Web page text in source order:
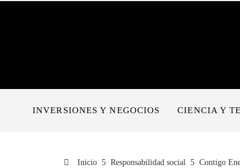
INVERSIONES Y NEGOCIOS CIENCIA Y
Inicio Responsabilidad social Contigo